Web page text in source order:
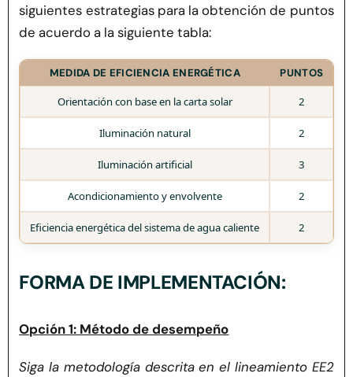
siguientes estrategias para la obtención de puntos
de acuerdo a la siguiente tabla:
MEDIDA DE EFICIENCIA ENERGÉTICA PUNTOS
Orientación con base en la carta solar 2
Iluminación natural 2
Iluminación artificial 3
Acondicionamiento y envolvente 2
Eficiencia energética del sistema de agua caliente 2
FORMA DE IMPLEMENTACIÓN:
Opción 1: Método de desempeño
Siga la metodología descrita en el lineamiento EE2